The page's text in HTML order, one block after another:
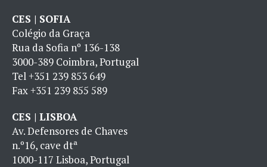
CES | SOFIA
Colégio da Graça
Rua da Sofia nº 136-138
3000-389 Coimbra, Portugal
Tel+351 239 853 649
Fax+351 239 855 589
CES | LISBOA
Av. Defensores de Chaves
n.º16, cave dtª
1000-117 Lisboa, Portugal